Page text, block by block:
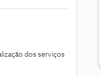
dos serviços